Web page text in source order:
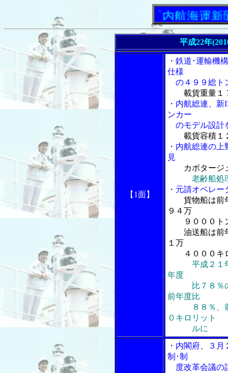
「内航海運新聞」
平成22年
【1面】
・鉄道･運輸機
仕様
の４９９総ト
載貨重量１
・内航総連、
ンカー
のモデル設計
載貨容積１
・内航総連の
見
カボタージ
老齢船処
・元請オペレ
貨物船は前
９４万
９０００ト
油送船は前年
１万
４０００キ
平成２１
年度
比７８％の
前年度比
８８％、前
０キロリット
ルに
・内閣府、３
制･制
度改革会議の